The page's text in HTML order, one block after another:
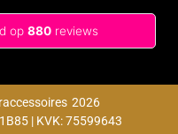
2026
| KVK: 75599643